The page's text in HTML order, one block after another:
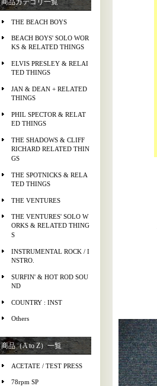
商品カテゴリ一覧
THE BEACH BOYS
BEACH BOYS' SOLO WOR
KS & RELATED THINGS
ELVIS PRESLEY & RELAI
TED THINGS
JAN & DEAN + RELATED
THINGS
PHIL SPECTOR & RELAT
ED THINGS
THE SHADOWS & CLIFF
RICHARD RELATED THIN
GS
THE SPOTNICKS & RELA
TED THINGS
THE VENTURES
THE VENTURES' SOLO W
ORKS & RELATED THING
S
INSTRUMENTAL ROCK / I
NSTRO.
SURFIN' & HOT ROD SOU
ND
COUNTRY : INST
Others
商品（A to Z）一覧
ACETATE / TEST PRESS
78rpm SP